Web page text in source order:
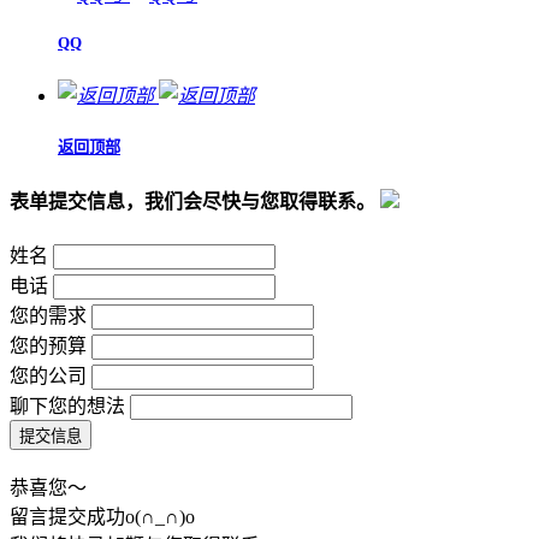
QQ
返回顶部
表单提交信息，我们会尽快与您取得联系。
姓名
电话
您的需求
您的预算
您的公司
聊下您的想法
恭喜您～
留言提交成功o(∩_∩)o